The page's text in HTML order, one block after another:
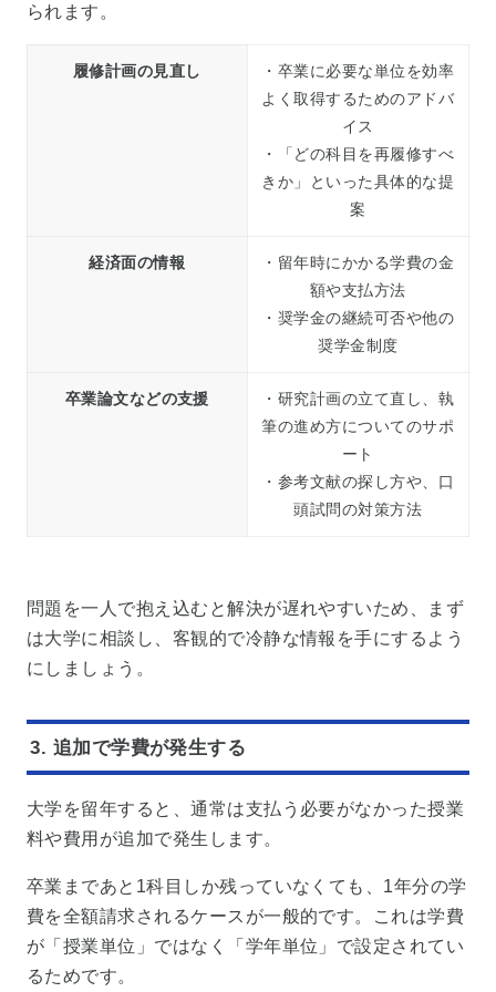
られます。
履修計画の見直し
・卒業に必要な単位を効率
よく取得するためのアドバ
イス
・「どの科目を再履修すべ
きか」といった具体的な提
案
経済面の情報
・留年時にかかる学費の金
額や支払方法
・奨学金の継続可否や他の
奨学金制度
卒業論文などの支援
・研究計画の立て直し、執
筆の進め方についてのサポ
ート
・参考文献の探し方や、口
頭試問の対策方法
問題を一人で抱え込むと解決が遅れやすいため、まず
は大学に相談し、客観的で冷静な情報を手にするよう
にしましょう。
3. 追加で学費が発生する
大学を留年すると、通常は支払う必要がなかった授業
料や費用が追加で発生します。
卒業まであと1科目しか残っていなくても、1年分の学
費を全額請求されるケースが一般的です。これは学費
が「授業単位」ではなく「学年単位」で設定されてい
るためです。